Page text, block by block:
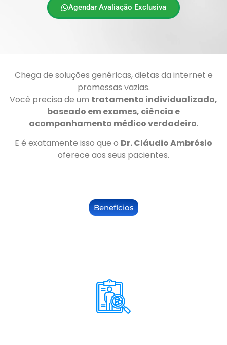
Agendar Avaliação Exclusiva
Chega de soluções genéricas, dietas da internet e
promessas vazias.
Você precisa de um tratamento individualizado,
baseado em exames, ciência e
acompanhamento médico verdadeiro.
E é exatamente isso que o Dr. Cláudio Ambrósio
oferece aos seus pacientes.
Benefícios